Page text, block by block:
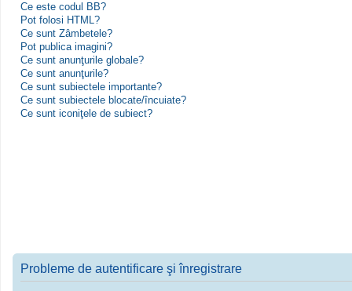
Ce este codul BB?
Pot folosi HTML?
Ce sunt Zâmbetele?
Pot publica imagini?
Ce sunt anunţurile globale?
Ce sunt anunţurile?
Ce sunt subiectele importante?
Ce sunt subiectele blocate/încuiate?
Ce sunt iconiţele de subiect?
Probleme de autentificare şi înregistrare